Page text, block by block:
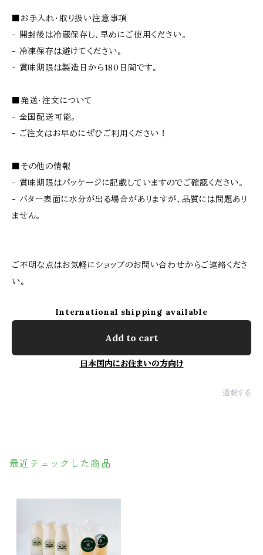
■お手入れ・取り扱い注意事項
- 開封後は冷蔵保存し、早めにご使用ください。
- 冷凍保存は避けてください。
- 賞味期限は製造日から180日間です。
■発送・注文について
- 全国配送可能。
- ご注文はお早めにぜひご利用ください！
■その他の情報
- 賞味期限はパッケージに記載していますのでご確認ください。
- バター表面に水分が出る場合がありますが、品質には問題あり
ません。
ご不明な点はお気軽にショップのお問い合わせからご連絡くださ
い。
International shipping available
Add to cart
日本国内にお住まいの方向け
通報する
最近チェックした商品